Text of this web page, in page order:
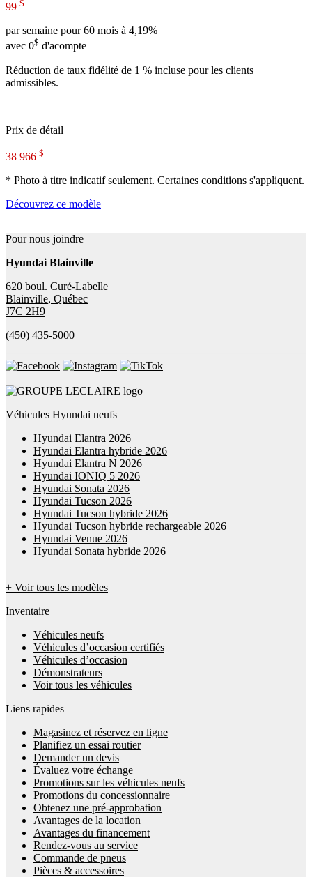
99 $
par semaine pour 60 mois à 4,19%
avec 0$ d'acompte
Réduction de taux fidélité de 1 % incluse pour les clients
admissibles.
Prix de détail
38 966 $
* Photo à titre indicatif seulement. Certaines conditions s'appliquent.
Découvrez ce modèle
Pour nous joindre
Hyundai Blainville
620 boul. Curé-Labelle
Blainville, Québec
J7C 2H9
(450) 435-5000
Véhicules Hyundai neufs
Hyundai Elantra 2026
Hyundai Elantra hybride 2026
Hyundai Elantra N 2026
Hyundai IONIQ 5 2026
Hyundai Sonata 2026
Hyundai Tucson 2026
Hyundai Tucson hybride 2026
Hyundai Tucson hybride rechargeable 2026
Hyundai Venue 2026
Hyundai Sonata hybride 2026
+ Voir tous les modèles
Inventaire
Véhicules neufs
Véhicules d’occasion certifiés
Véhicules d’occasion
Démonstrateurs
Voir tous les véhicules
Liens rapides
Magasinez et réservez en ligne
Planifiez un essai routier
Demander un devis
Évaluez votre échange
Promotions sur les véhicules neufs
Promotions du concessionnaire
Obtenez une pré-approbation
Avantages de la location
Avantages du financement
Rendez-vous au service
Commande de pneus
Pièces & accessoires